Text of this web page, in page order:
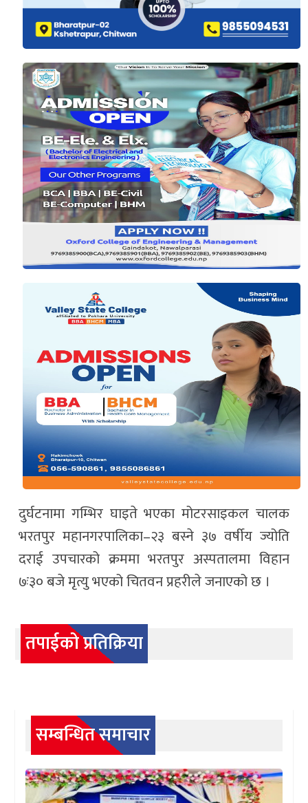
दुर्घटनामा गम्भिर घाइते भएका मोटरसाइकल चालक
भरतपुर महानगरपालिका–२३ बस्ने ३७ वर्षीय ज्योति
दराई उपचारको क्रममा भरतपुर अस्पतालमा विहान
७ः३० बजे मृत्यु भएको चितवन प्रहरीले जनाएको छ ।
तपाईको प्रतिक्रिया
सम्बन्धित समाचार